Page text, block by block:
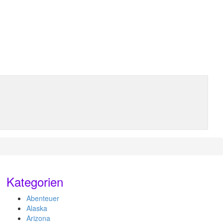
Kategorien
Abenteuer
Alaska
Arizona